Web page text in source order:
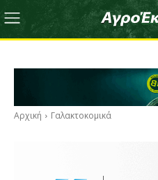
Αρχική Γαλακτοκομικά